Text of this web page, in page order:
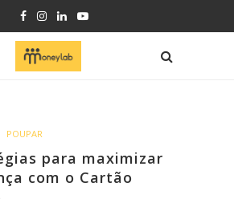
POUPAR
para maximizar
com o Cartão